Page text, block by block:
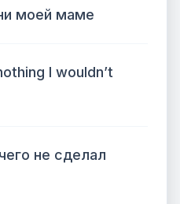
моей маме
I wouldn’t
не сделал